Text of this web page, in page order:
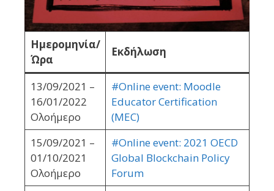
Ημερομηνία/
Ώρα
Εκδήλωση
13/09/2021 –
16/01/2022
Ολοήμερο
#Online event: Moodle
Educator Certification
(MEC)
15/09/2021 –
01/10/2021
Ολοήμερο
#Online event: 2021 OECD
Global Blockchain Policy
Forum